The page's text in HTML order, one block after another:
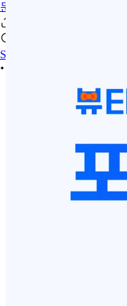
문의하기
Se connecter